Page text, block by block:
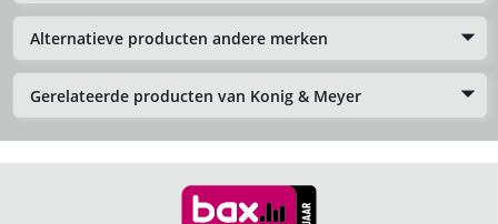
Alternatieve producten andere merken
Gerelateerde producten van Konig & Meyer